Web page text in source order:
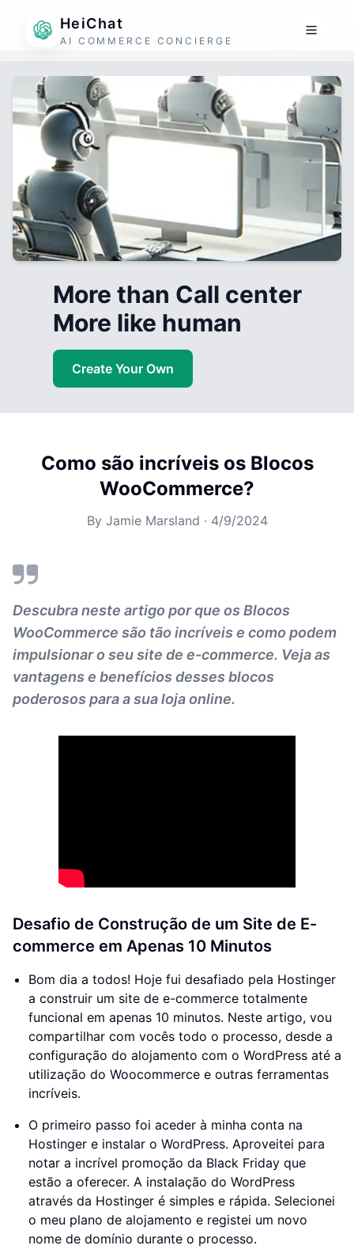
HeiChat
AI COMMERCE CONCIERGE
More than Call center
More like human
Create Your Own
Como são incríveis os Blocos
WooCommerce?
By Jamie Marsland · 4/9/2024
Descubra neste artigo por que os Blocos
WooCommerce são tão incríveis e como podem
impulsionar o seu site de e-commerce. Veja as
vantagens e benefícios desses blocos
poderosos para a sua loja online.
Desafio de Construção de um Site de E-
commerce em Apenas 10 Minutos
Bom dia a todos! Hoje fui desafiado pela Hostinger
a construir um site de e-commerce totalmente
funcional em apenas 10 minutos. Neste artigo, vou
compartilhar com vocês todo o processo, desde a
configuração do alojamento com o WordPress até a
utilização do Woocommerce e outras ferramentas
incríveis.
O primeiro passo foi aceder à minha conta na
Hostinger e instalar o WordPress. Aproveitei para
notar a incrível promoção da Black Friday que
estão a oferecer. A instalação do WordPress
através da Hostinger é simples e rápida. Selecionei
o meu plano de alojamento e registei um novo
nome de domínio durante o processo.